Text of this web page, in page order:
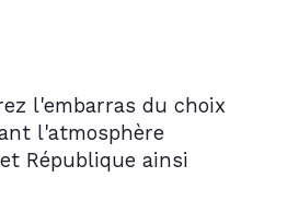
l'embarras du choix
l'atmosphère
République ainsi